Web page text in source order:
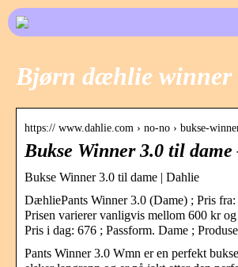
Bjørn dæhlie winner
https:// www.dahlie.com › no-no › bukse-
Bukse Winner 3.0 til
Bukse Winner 3.0 til dame | Dahlie
DæhliePants Winner 3.0 (Dame) ; Pris
Prisen varierer vanligvis mellom 600 kr
Pris i dag: 676 ; Passform. Dame ;
Pants Winner 3.0 Wmn er en perfekt